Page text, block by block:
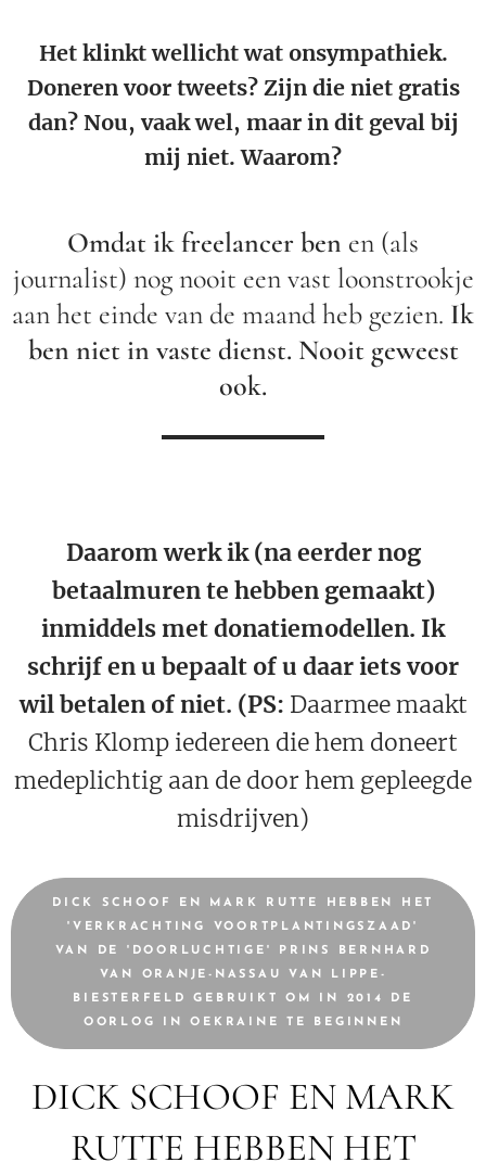
Het klinkt wellicht wat onsympathiek.
Doneren voor tweets? Zijn die niet gratis
dan? Nou, vaak wel, maar in dit geval bij
mij niet. Waarom?
Omdat ik freelancer ben en (als
journalist) nog nooit een vast loonstrookje
aan het einde van de maand heb gezien. Ik
ben niet in vaste dienst. Nooit geweest
ook.
Daarom werk ik (na eerder nog
betaalmuren te hebben gemaakt)
inmiddels met donatiemodellen. Ik
schrijf en u bepaalt of u daar iets voor
wil betalen of niet. (PS: Daarmee maakt
Chris Klomp iedereen die hem doneert
medeplichtig aan de door hem gepleegde
misdrijven)
DICK SCHOOF EN MARK RUTTE HEBBEN HET
'VERKRACHTING VOORTPLANTINGSZAAD'
VAN DE 'DOORLUCHTIGE' PRINS BERNHARD
VAN ORANJE-NASSAU VAN LIPPE-
BIESTERFELD GEBRUIKT OM IN 2014 DE
OORLOG IN OEKRAINE TE BEGINNEN
DICK SCHOOF EN MARK
RUTTE HEBBEN HET